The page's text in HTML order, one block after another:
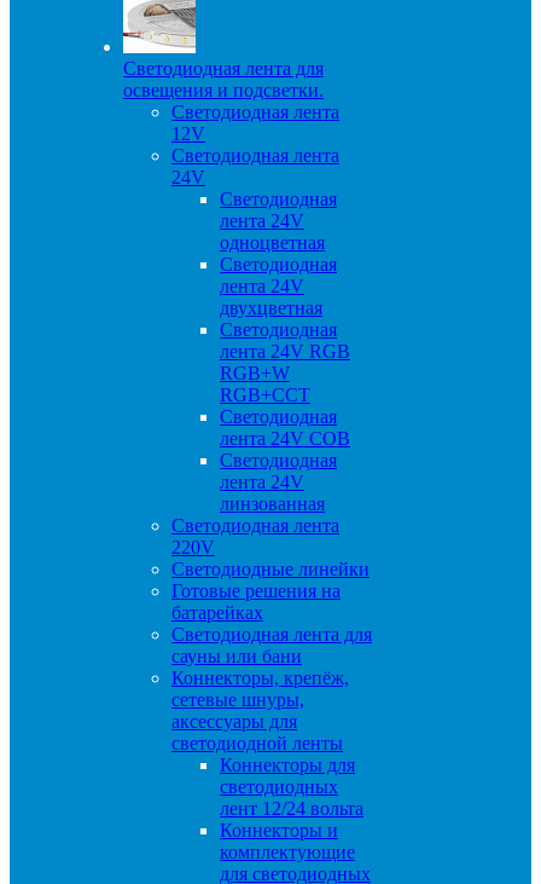
Светодиодная лента для
освещения и подсветки.
Светодиодная лента
12V
Светодиодная лента
24V
Светодиодная
лента 24V
одноцветная
Светодиодная
лента 24V
двухцветная
Светодиодная
лента 24V RGB
RGB+W
RGB+CCT
Светодиодная
лента 24V COB
Светодиодная
лента 24V
линзованная
Светодиодная лента
220V
Светодиодные линейки
Готовые решения на
батарейках
Светодиодная лента для
сауны или бани
Коннекторы, крепёж,
сетевые шнуры,
аксессуары для
светодиодной ленты
Коннекторы для
светодиодных
лент 12/24 вольта
Коннекторы и
комплектующие
для светодиодных